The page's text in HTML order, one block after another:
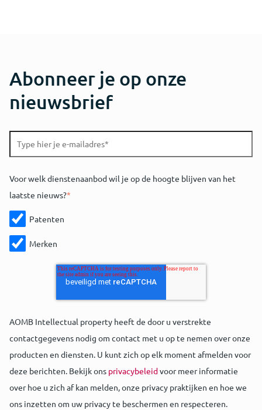
Abonneer je op onze
nieuwsbrief
Voor welk dienstenaanbod wil je op de hoogte blijven van het
laatste nieuws?*
Patenten
Merken
AOMB Intellectual property heeft de door u verstrekte
contactgegevens nodig om contact met u op te nemen over onze
producten en diensten. U kunt zich op elk moment afmelden voor
deze berichten. Bekijk ons privacybeleidvoor meer informatie
over hoe u zich af kan melden, onze privacy praktijken en hoe we
ons inzetten om uw privacy te beschermen en respecteren.